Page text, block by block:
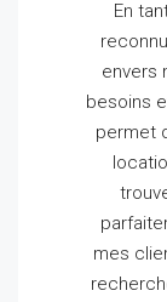
En
envers
besoins
permet
mes